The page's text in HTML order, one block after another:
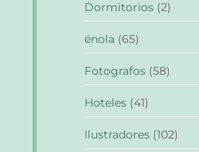
Dormitorios (2)
énola (65)
Fotografos (58)
Hoteles (41)
Ilustradores (102)